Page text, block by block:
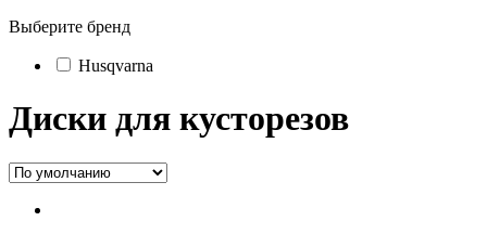
Выберите бренд
Husqvarna
Диски для кусторезов